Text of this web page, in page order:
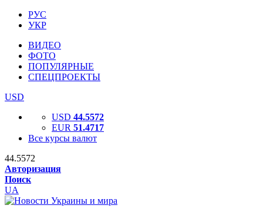
РУС
УКР
ВИДЕО
ФОТО
ПОПУЛЯРНЫЕ
СПЕЦПРОЕКТЫ
USD
USD 44.5572
EUR 51.4717
Все курсы валют
44.5572
Авторизация
Поиск
UA